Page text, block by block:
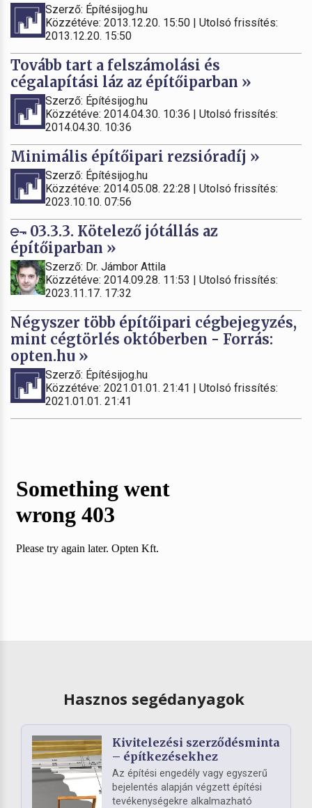
Szerző: Építésijog.hu
Közzétéve: 2013.12.20. 15:50 | Utolsó frissítés:
2013.12.20. 15:50
Tovább tart a felszámolási és
cégalapítási láz az építőiparban »
Szerző: Építésijog.hu
Közzétéve: 2014.04.30. 10:36 | Utolsó frissítés:
2014.04.30. 10:36
Minimális építőipari rezsióradíj »
Szerző: Építésijog.hu
Közzétéve: 2014.05.08. 22:28 | Utolsó frissítés:
2023.10.10. 07:56
03.3.3. Kötelező jótállás az
építőiparban »
Szerző: Dr. Jámbor Attila
Közzétéve: 2014.09.28. 11:53 | Utolsó frissítés:
2023.11.17. 17:32
Négyszer több építőipari cégbejegyzés,
mint cégtörlés októberben - Forrás:
opten.hu »
Szerző: Építésijog.hu
Közzétéve: 2021.01.01. 21:41 | Utolsó frissítés:
2021.01.01. 21:41
Hasznos segédanyagok
Kivitelezési szerződésminta
– építkezésekhez
Az építési engedély vagy egyszerű
bejelentés alapján végzett építési
tevékenységekre alkalmazható